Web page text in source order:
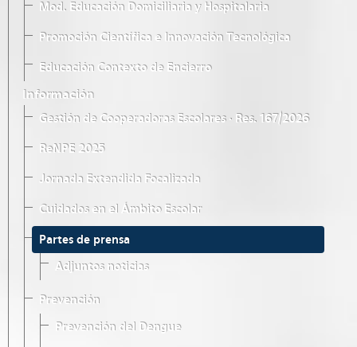
Mod. Educación Domiciliaria y Hospitalaria
Promoción Científica e Innovación Tecnológica
Educación Contexto de Encierro
Información
Gestión de Cooperadoras Escolares · Res. 167/2026
ReNPE 2025
Jornada Extendida Focalizada
Cuidados en el Ámbito Escolar
Partes de prensa
Adjuntos noticias
Prevención
Prevención del Dengue